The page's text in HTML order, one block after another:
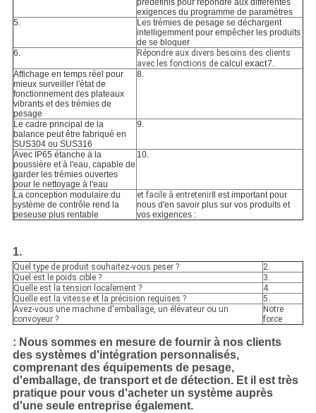
prédéfinis pour répondre aux différentes
exigences du programme de paramètres
5.
Les trémies de pesage se déchargent
intelligemment pour empêcher les produits
de se bloquer
6.
Répondre aux divers besoins des clients
avec les fonctions de calcul exact7.
Affichage en temps réel pour
mieux surveiller l'état de
fonctionnement des plateaux
vibrants et des trémies de
pesage
8.
Le cadre principal de la
balance peut être fabriqué en
SUS304 ou SUS316
9.
Avec IP65 étanche à la
poussière et à l'eau, capable de
garder les trémies ouvertes
pour le nettoyage à l'eau
10.
La conception modulaire du
système de contrôle rend la
peseuse plus rentable
et facile à entretenirIl est important pour
nous d'en savoir plus sur vos produits et
vos exigences :
1.
Quel type de produit souhaitez-vous peser ?
2.
Quel est le poids cible ?
3.
Quelle est la tension localement ?
4.
Quelle est la vitesse et la précision requises ?
5.
Avez-vous une machine d'emballage, un élévateur ou un
convoyeur ?
Notre
force
: Nous sommes en mesure de fournir à nos clients
des systèmes d'intégration personnalisés,
comprenant des équipements de pesage,
d'emballage, de transport et de détection. Et il est très
pratique pour vous d'acheter un système auprès
d'une seule entreprise également.